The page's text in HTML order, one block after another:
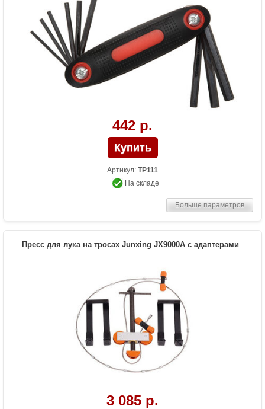
442 р.
Артикул: TP111
На складе
Больше параметров
Пресс для лука на тросах Junxing JX9000A с адаптерами
3 085 р.